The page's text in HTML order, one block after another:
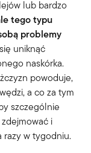
lub bardzo
tego typu
problemy
uniknąć
naskórka.
powoduje,
a co za tym
szczególnie
i
razy w tygodniu.